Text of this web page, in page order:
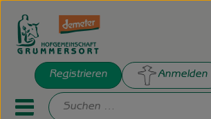
Registrieren Anmelden